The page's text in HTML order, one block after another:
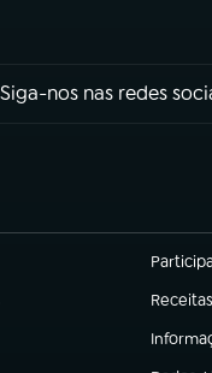
Siga-nos nas redes
(abre
(abre
(abre